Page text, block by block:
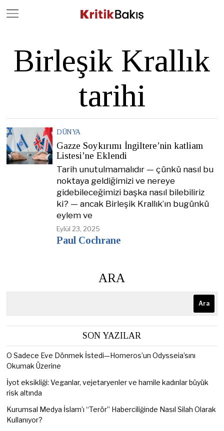
Birleşik Krallık
tarihi
DÜNYA
Gazze Soykırımı İngiltere’nin katliam
Listesi’ne Eklendi
Tarih unutulmamalıdır — çünkü nasıl bu
noktaya geldiğimizi ve nereye
gidebileceğimizi başka nasıl bilebiliriz
ki? — ancak Birleşik Krallık’ın bugünkü
eylem ve
Eylül 23, 2025
Paul Cochrane
ARA
Ara
SON YAZILAR
O Sadece Eve Dönmek İstedi—Homeros’un Odysseia’sını
Okumak Üzerine
İyot eksikliği: Veganlar, vejetaryenler ve hamile kadınlar büyük
risk altında
Kurumsal Medya İslam’ı “Terör” Haberciliğinde Nasıl Silah Olarak
Kullanıyor?